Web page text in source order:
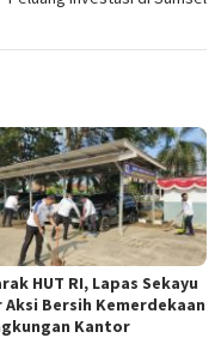
HUT RI, Lapas Sekayu
Aksi Bersih Kemerdekaan
Kantor